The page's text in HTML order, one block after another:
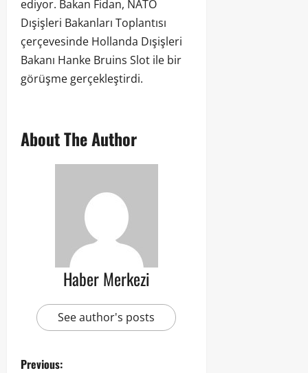
ediyor. Bakan Fidan, NATO
Dışişleri Bakanları Toplantısı
çerçevesinde Hollanda Dışişleri
Bakanı Hanke Bruins Slot ile bir
görüşme gerçekleştirdi.
About The Author
Haber Merkezi
See author's posts
Previous: